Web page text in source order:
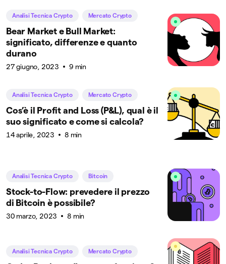
Analisi Tecnica Crypto Mercato Crypto
Bear Market e Bull Market:
significato, differenze e quanto
durano
27 giugno, 2023 9 min
Analisi Tecnica Crypto Mercato Crypto
Cos’è il Profit and Loss (P&L), qual è il
suo significato e come si calcola?
14 aprile, 2023 8 min
Analisi Tecnica Crypto Bitcoin
Stock-to-Flow: prevedere il prezzo
di Bitcoin è possibile?
30 marzo, 2023 8 min
Analisi Tecnica Crypto Mercato Crypto